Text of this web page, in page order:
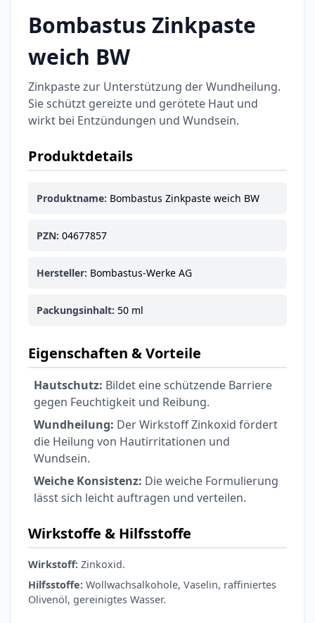
Categories
TestzentrumArzneimittel
&
Hygiene &
Haushalt
Baby &
Familie
Sanitätshaus
Products
Durex Gefühlsecht
14,92 €
Durex Play Feel
6,74 € 7,49 €
La Roche-Posay
LIPIKAR Baume
BEAUTY & PFLEGE
Dexeryl
Pflegecreme für
die ganze Familie
5,91 € 6,35 € -7%
BEAUTY & PFLEGE
Linola Forte
Shampoo für
juckende, trockene
oder zu
Schuppenflechte
neigende Kopfhaut
16,37 €
ARZNEIMITTEL & GESUNDHEIT
Vagisan Milchsäure
– Zäpfchen zur
pH-Wert-
Stabilisierung
OHROPAX® Classic
Bombastus Zinkpaste
weich BW
Zinkpaste zur Unterstützung der Wundheilung.
Sie schützt gereizte und gerötete Haut und
wirkt bei Entzündungen und Wundsein.
Produktdetails
Produktname: Bombastus Zinkpaste weich BW
PZN: 04677857
Hersteller: Bombastus-Werke AG
Packungsinhalt: 50 ml
Eigenschaften & Vorteile
Hautschutz: Bildet eine schützende Barriere
gegen Feuchtigkeit und Reibung.
Wundheilung: Der Wirkstoff Zinkoxid fördert
die Heilung von Hautirritationen und
Wundsein.
Weiche Konsistenz: Die weiche Formulierung
lässt sich leicht auftragen und verteilen.
Wirkstoffe & Hilfsstoffe
Wirkstoff: Zinkoxid.
Hilfsstoffe: Wollwachsalkohole, Vaselin, raffiniertes
Olivenöl, gereinigtes Wasser.